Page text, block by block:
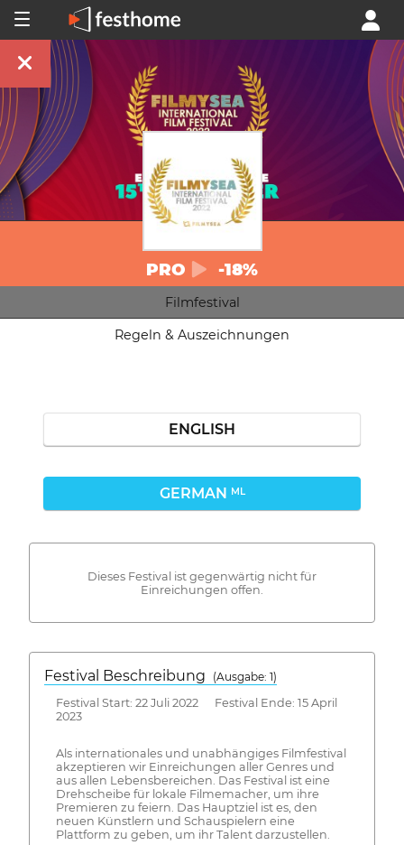
PRO -18%
Filmfestival
Regeln & Auszeichnungen
ENGLISH
GERMAN ML
Dieses Festival ist gegenwärtig nicht für
Einreichungen offen.
Festival Beschreibung
(Ausgabe: 1)
Festival Start: 22 Juli 2022 Festival Ende: 15 April
2023
Als internationales und unabhängiges Filmfestival
akzeptieren wir Einreichungen aller Genres und
aus allen Lebensbereichen. Das Festival ist eine
Drehscheibe für lokale Filmemacher, um ihre
Premieren zu feiern. Das Hauptziel ist es, den
neuen Künstlern und Schauspielern eine
Plattform zu geben, um ihr Talent darzustellen.